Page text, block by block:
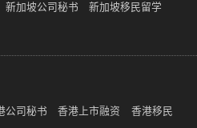
新加坡公司秘书 新加坡移民留学
公司秘书 香港上市融资 香港移民